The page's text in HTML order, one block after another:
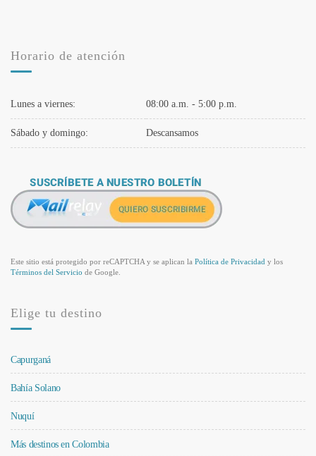
Horario de atención
Lunes a viernes: 08:00 a.m. - 5:00 p.m.
Sábado y domingo: Descansamos
Este sitio está protegido por reCAPTCHA y se aplican la Política de Privacidad y los
Términos del Servicio de Google.
Elige tu destino
Capurganá
Bahía Solano
Nuquí
Más destinos en Colombia